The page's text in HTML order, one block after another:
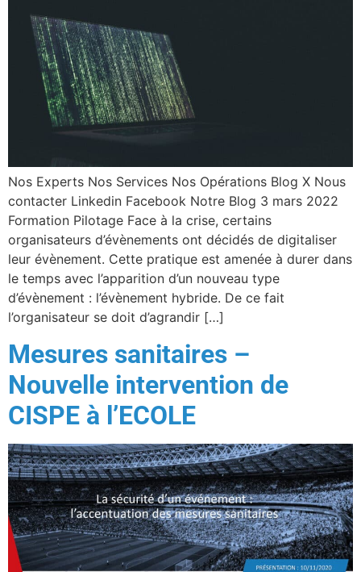
Nos Experts Nos Services Nos Opérations Blog X Nous
contacter Linkedin Facebook Notre Blog 3 mars 2022
Formation Pilotage Face à la crise, certains
organisateurs d’évènements ont décidés de digitaliser
leur évènement. Cette pratique est amenée à durer dans
le temps avec l’apparition d’un nouveau type
d’évènement : l’évènement hybride. De ce fait
l’organisateur se doit d’agrandir […]
Mesures sanitaires –
Nouvelle intervention de
CISPE à l’ECOLE